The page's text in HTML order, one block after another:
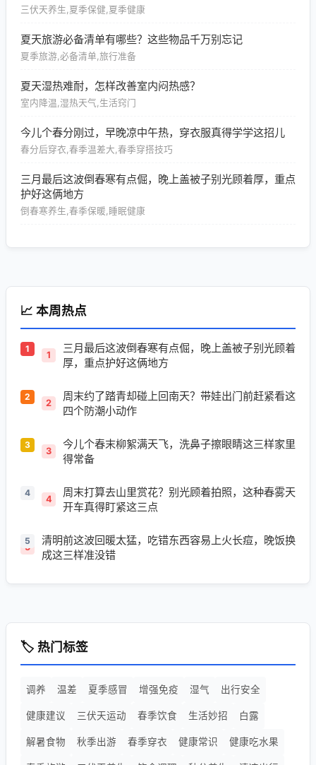
三伏天养生,夏季保健,夏季健康
夏天旅游必备清单有哪些？这些物品千万别忘记
夏季旅游,必备清单,旅行准备
夏天湿热难耐，怎样改善室内闷热感？
室内降温,湿热天气,生活窍门
今儿个春分刚过，早晚凉中午热，穿衣服真得学学这招儿
春分后穿衣,春季温差大,春季穿搭技巧
三月最后这波倒春寒有点倔，晚上盖被子别光顾着厚，重点
护好这俩地方
倒春寒养生,春季保暖,睡眠健康
📈 本周热点
1
三月最后这波倒春寒有点倔，晚上盖被子别光顾着
厚，重点护好这俩地方
2
周末约了踏青却碰上回南天？带娃出门前赶紧看这
四个防潮小动作
3
今儿个春末柳絮满天飞，洗鼻子擦眼睛这三样家里
得常备
4
周末打算去山里赏花？别光顾着拍照，这种春雾天
开车真得盯紧这三点
5
清明前这波回暖太猛，吃错东西容易上火长痘，晚饭换
成这三样准没错
🏷️ 热门标签
调养 温差 夏季感冒 增强免疫 湿气 出行安全
健康建议 三伏天运动 春季饮食 生活妙招 白露
解暑食物 秋季出游 春季穿衣 健康常识 健康吃水果